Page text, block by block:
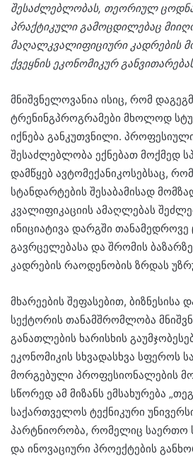
შესაძლებლობას, თეორიულ
პრაქტიკული გამოცდილებაც
მაღალკვალიფიციური კადრების
ქვეყნის ეკონომიკურ
მნიშვნელოვანია ისიც, რომ
ტრენინგპროგრამები მხოლოდ
იქნება განკუთვნილი.
შესაძლებლობა ექნებათ მოქმედ
დამწყებ ავტომექანიკოსებსაც,
სტანდარტების შესაბამისად
კვალიფიკაციის ამაღლებას
ინიციატივა დარგში თანამედროვე
გავრცელებასა და შრომის
კადრების რაოდენობის ზრდას
მხარეების შეფასებით, ბიზნესისა
სექტორის თანამშრომლობა
განათლების ხარისხის
ეკონომიკის სხვადასხვა სფეროს
მორგებული პროფესიონალების
სწორედ ამ მიზანს ემსახურება
საქართველოს ტექნიკური
პარტნიორობა, რომელიც საერთო
და ინოვაციური პროექტების